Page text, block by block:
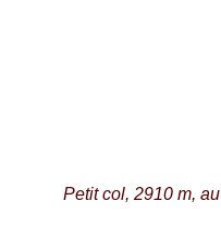
Petit col, 2910 m,